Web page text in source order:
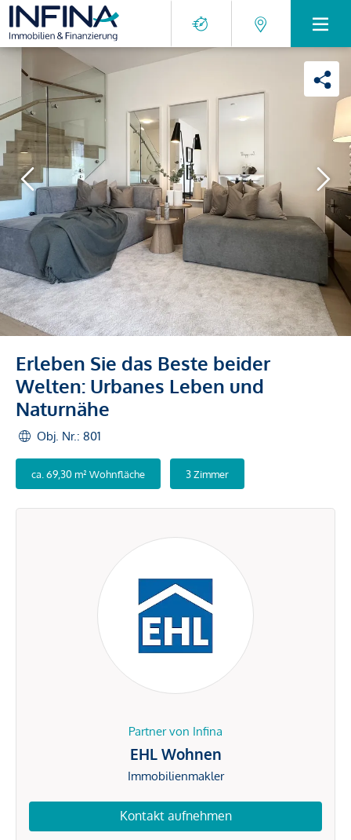
Erleben Sie das Beste beider
Welten: Urbanes Leben und
Naturnähe
Obj. Nr.: 801
ca. 69,30 m² Wohnfläche 3 Zimmer
Partner von Infina
EHL Wohnen
Immobilienmakler
Kontakt aufnehmen